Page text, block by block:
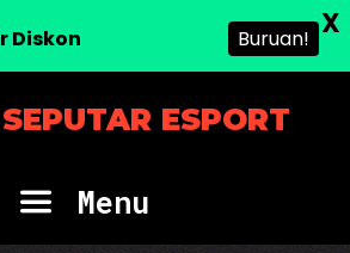
ESPORT
Menu
Diskon Buruan! X